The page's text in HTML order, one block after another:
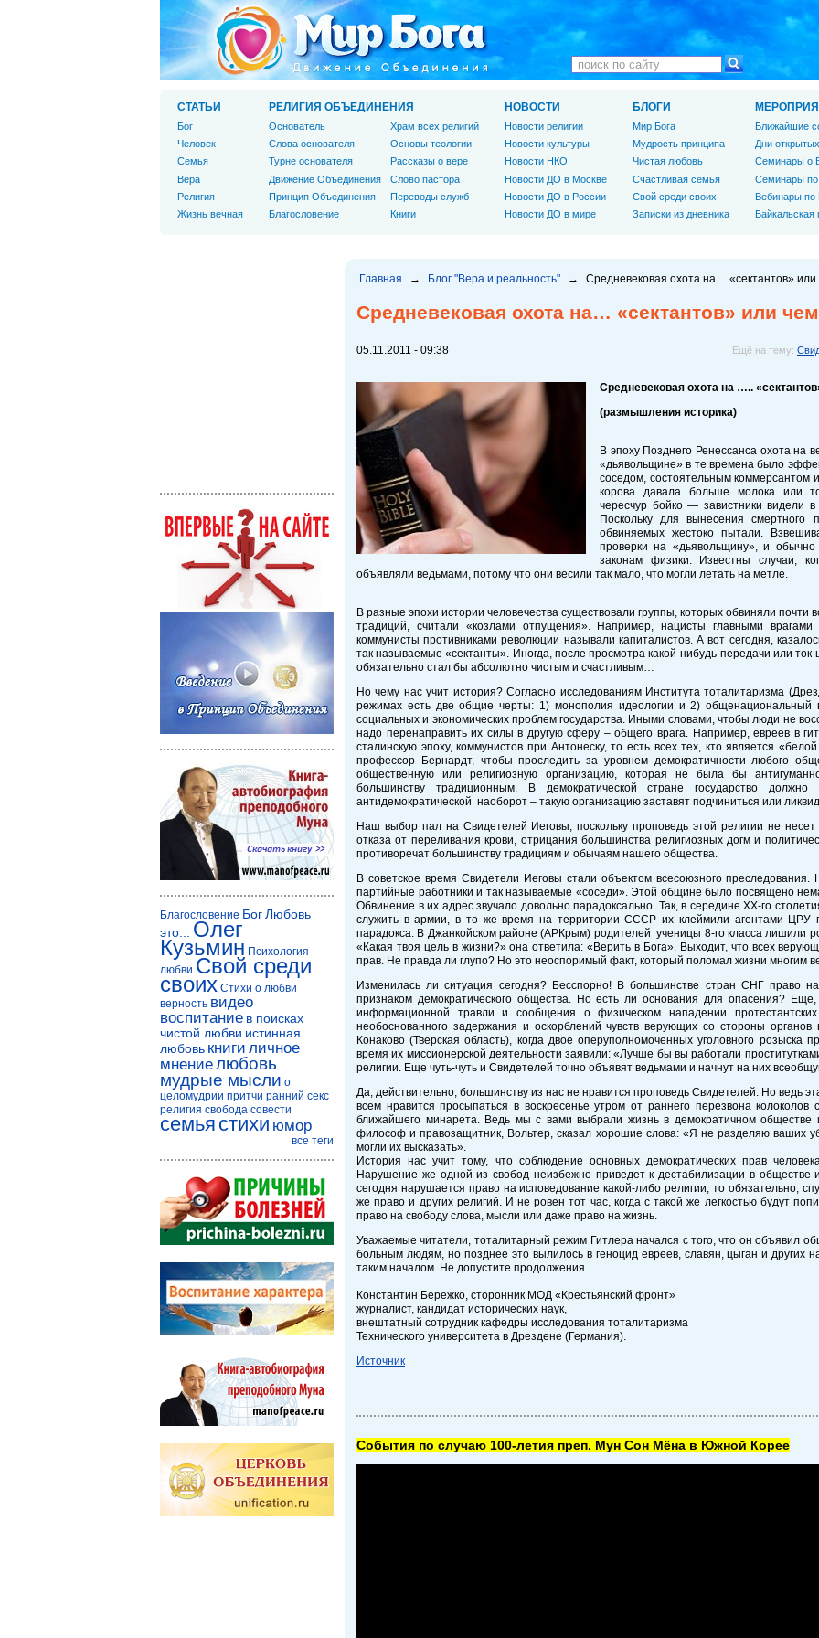
Главная → Блог "Вера и реальность" → Средневековая охота на… «сектантов» или
Средневековая охота на… «сектантов» или
05.11.2011 - 09:38 Ещё на тему:
Средневековая охота на …..
(размышления историка)
В эпоху Позднего Ренессанса охота на
«дьявольщине» в те времена было
соседом, состоятельным коммерсантом
корова давала больше молока или
чересчур бойко — завистники видели в
Поскольку для вынесения смертного
обвиняемых жестоко пытали.
проверки на «дьявольщину», и
законам физики. Известны случаи,
объявляли ведьмами, потому что они весили так мало, что могли летать на метле.
В разные эпохи истории человечества существовали группы, которых обвиняли почти
традиций, считали «козлами отпущения». Например, нацисты главными
коммунисты противниками революции называли капиталистов. А вот сегодня,
так называемые «сектанты». Иногда, после просмотра какой-нибудь передачи или
обязательно стал бы абсолютно чистым и счастливым…
Но чему нас учит история? Согласно исследованиям Института тоталитаризма
режимах есть две общие черты: 1) монополия идеологии и 2) общенациональный
социальных и экономических проблем государства. Иными словами, чтобы люди не
надо перенаправить их силы в другую сферу – общего врага. Например, евреев в
сталинскую эпоху, коммунистов при Антонеску, то есть всех тех, кто является
профессор Бернардт, чтобы проследить за уровнем демократичности любого
общественную или религиозную организацию, которая не была бы
большинству традиционным. В демократической стране государство
антидемократической наоборот – такую организацию заставят подчиниться или
Наш выбор пал на Свидетелей Иеговы, поскольку проповедь этой религии не
отказа от переливания крови, отрицания большинства религиозных догм и
противоречат большинству традициям и обычаям нашего общества.
В советское время Свидетели Иеговы стали объектом всесоюзного
партийные работники и так называемые «соседи». Этой общине было посвящено
Обвинение в их адрес звучало довольно парадоксально. Так, в середине ХХ-го
служить в армии, в то же время на территории СССР их клеймили агентами
парадокса. В Джанкойском районе (АРКрым) родителей ученицы 8-го класса лишили
«Какая твоя цель в жизни?» она ответила: «Верить в Бога». Выходит, что всех
прав. Не правда ли глупо? Но это неоспоримый факт, который поломал жизни многим
Изменилась ли ситуация сегодня? Бесспорно! В большинстве стран СНГ право
признаком демократического общества. Но есть ли основания для опасения?
информационной травли и сообщения о физическом нападении
необоснованного задержания и оскорблений чувств верующих со стороны
Конаково (Тверская область), когда двое оперуполномоченных уголовного
время их миссионерской деятельности заявили: «Лучше бы вы работали
религии. Еще чуть-чуть и Свидетелей точно объявят ведьмами и начнут на них
Да, действительно, большинству из нас не нравится проповедь Свидетелей. Но ведь
всем нравится просыпаться в воскресенье утром от раннего перезвона
ближайшего минарета. Ведь мы с вами выбрали жизнь в демократичном обществе
философ и правозащитник, Вольтер, сказал хорошие слова: «Я не разделяю ваших
могли их высказать».
История нас учит тому, что соблюдение основных демократических прав
Нарушение же одной из свобод неизбежно приведет к дестабилизации в обществе
сегодня нарушается право на исповедование какой-либо религии, то обязательно,
же право и других религий. И не ровен тот час, когда с такой же легкостью будут
право на свободу слова, мысли или даже право на жизнь.
Уважаемые читатели, тоталитарный режим Гитлера начался с того, что он объявил
больным людям, но позднее это вылилось в геноцид евреев, славян, цыган и других
таким началом. Не допустите продолжения…
Константин Бережко, сторонник МОД «Крестьянский фронт»
журналист, кандидат исторических наук,
внештатный сотрудник кафедры исследования тоталитаризма
Технического университета в Дрездене (Германия).
Источник
Cобытия по случаю 100-летия преп. Мун Сон Мёна в Южной Корее
СТАТЬИ
Бог
Человек
Cемья
Вера
Религия
Жизнь вечная
РЕЛИГИЯ ОБЪЕДИНЕНИЯ
Основатель
Слова основателя
Турне основателя
Движение Объединения
Принцип Объединения
Благословение
Храм всех религий
Основы теологии
Рассказы о вере
Слово пастора
Переводы служб
Книги
НОВОСТИ
Новости религии
Новости культуры
Новости НКО
Новости ДО в Москве
Новости ДО в России
Новости ДО в мире
БЛОГИ
Мир Бога
Мудрость принципа
Чистая любовь
Счастливая семья
Свой среди своих
Записки из дневника
Ближайшие
Дни
Семинары о
Семинары
Вебинары по
Байкальская
Благословение БогЛюбовь
это...
Олег
Кузьмин Психология
любви Свой среди
своих Стихи о любви
верность видео
воспитание в поисках
чистой любви истинная
любовь книги личное
мнениелюбовь
мудрые мысли о
целомудрии притчи ранний секс
религия свобода совести
семья стихи юмор
все теги